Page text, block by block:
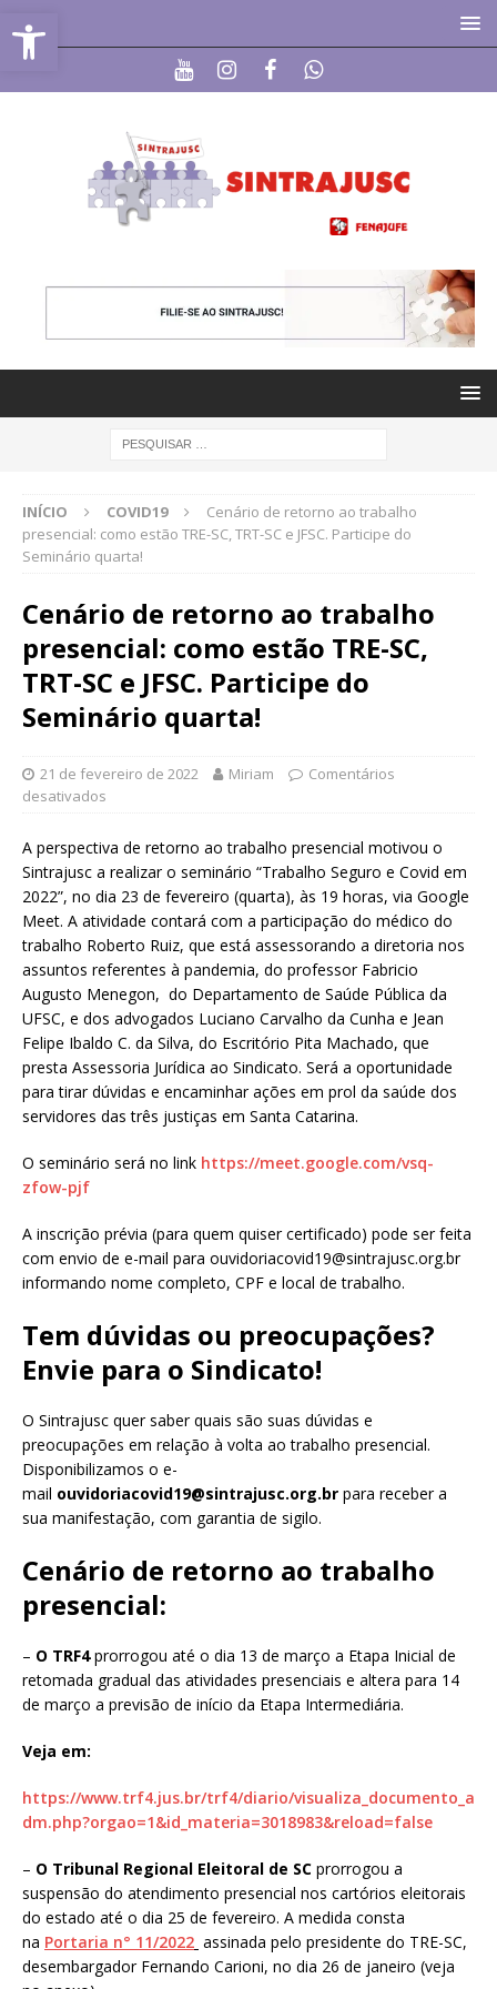
Abrir a barra de ferramentas
INÍCIO COVID19
Cenário de retorno ao trabalho
presencial: como estão TRE-SC, TRT-SC e JFSC. Participe do
Seminário quarta!
Cenário de retorno ao trabalho
presencial: como estão TRE-SC,
TRT-SC e JFSC. Participe do
Seminário quarta!
21 de fevereiro de 2022 Miriam
Comentários
desativados
A perspectiva de retorno ao trabalho presencial motivou o
Sintrajusc a realizar o seminário “Trabalho Seguro e Covid em
2022”, no dia 23 de fevereiro (quarta), às 19 horas, via Google
Meet. A atividade contará com a participação do médico do
trabalho Roberto Ruiz, que está assessorando a diretoria nos
assuntos referentes à pandemia, do professor Fabricio
Augusto Menegon, do Departamento de Saúde Pública da
UFSC, e dos advogados Luciano Carvalho da Cunha e Jean
Felipe Ibaldo C. da Silva, do Escritório Pita Machado, que
presta Assessoria Jurídica ao Sindicato. Será a oportunidade
para tirar dúvidas e encaminhar ações em prol da saúde dos
servidores das três justiças em Santa Catarina.
O seminário será no link https://meet.google.com/vsq-
zfow-pjf
A inscrição prévia (para quem quiser certificado) pode ser feita
com envio de e-mail para ouvidoriacovid19@sintrajusc.org.br
informando nome completo, CPF e local de trabalho.
Tem dúvidas ou preocupações?
Envie para o Sindicato!
O Sintrajusc quer saber quais são suas dúvidas e
preocupações em relação à volta ao trabalho presencial.
Disponibilizamos o e-
mail ouvidoriacovid19@sintrajusc.org.br para receber a
sua manifestação, com garantia de sigilo.
Cenário de retorno ao trabalho
presencial:
– O TRF4prorrogou até o dia 13 de março a Etapa Inicial de
retomada gradual das atividades presenciais e altera para 14
de março a previsão de início da Etapa Intermediária.
Veja em:
https://www.trf4.jus.br/trf4/diario/visualiza_documento_a
dm.php?orgao=1&id_materia=3018983&reload=false
– O Tribunal Regional Eleitoral de SC prorrogou a
suspensão do atendimento presencial nos cartórios eleitorais
do estado até o dia 25 de fevereiro. A medida consta
na Portaria n° 11/2022 assinada pelo presidente do TRE-SC,
desembargador Fernando Carioni, no dia 26 de janeiro (veja